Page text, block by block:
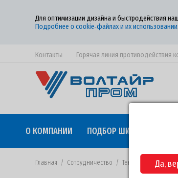
Для оптимизации дизайна и быстродействия
Подробнее о cookie‑файлах и их использовании.
Контакты Горячая линия противодействия
Да,
О КОМПАНИИ ПОДБОР ШИН
Главная / Сотрудничество / Тендеры